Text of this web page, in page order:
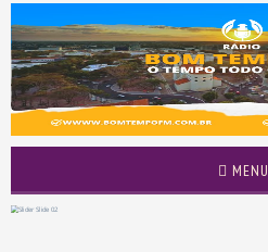
MENU